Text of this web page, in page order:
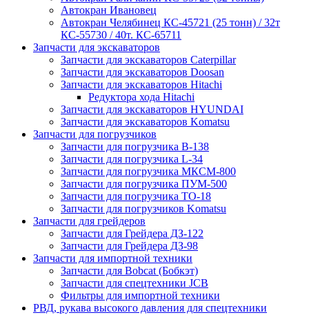
Автокран Ивановец
Автокран Челябинец КС-45721 (25 тонн) / 32т
КС-55730 / 40т. КС-65711
Запчасти для экскаваторов
Запчасти для экскаваторов Caterpillar
Запчасти для экскаваторов Doosan
Запчасти для экскаваторов Hitachi
Редуктора хода Hitachi
Запчасти для экскаваторов HYUNDAI
Запчасти для экскаваторов Komatsu
Запчасти для погрузчиков
Запчасти для погрузчика B-138
Запчасти для погрузчика L-34
Запчасти для погрузчика МКСМ-800
Запчасти для погрузчика ПУМ-500
Запчасти для погрузчика ТО-18
Запчасти для погрузчиков Komatsu
Запчасти для грейдеров
Запчасти для Грейдера ДЗ-122
Запчасти для Грейдера ДЗ-98
Запчасти для импортной техники
Запчасти для Bobcat (Бобкэт)
Запчасти для спецтехники JCB
Фильтры для импортной техники
РВД, рукава высокого давления для спецтехники